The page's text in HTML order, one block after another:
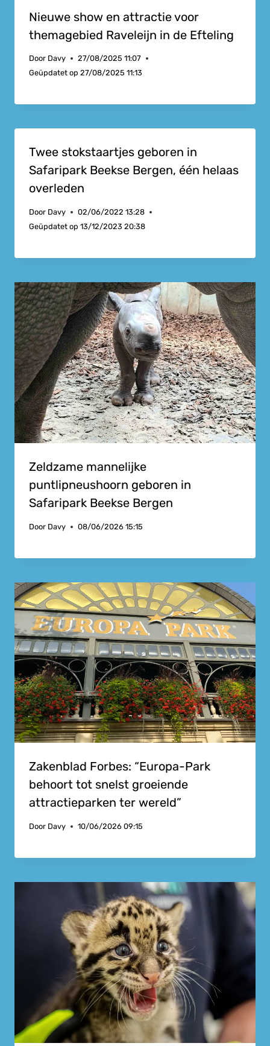
Nieuwe show en attractie voor
themagebied Raveleijn in de Efteling
Door Davy
27/08/2025 11:07
Geüpdatet op 27/08/2025 11:13
Twee stokstaartjes geboren in
Safaripark Beekse Bergen, één helaas
overleden
Door Davy
02/06/2022 13:28
Geüpdatet op 13/12/2023 20:38
Zeldzame mannelijke
puntlipneushoorn geboren in
Safaripark Beekse Bergen
Door Davy 08/06/2026 15:15
Zakenblad Forbes: “Europa-Park
behoort tot snelst groeiende
attractieparken ter wereld”
Door Davy 10/06/2026 09:15